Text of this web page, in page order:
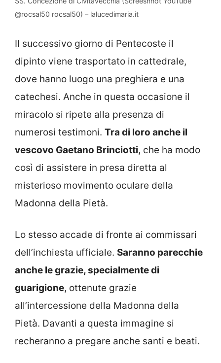
@rocsal50 rocsal50) – lalucedimaria.it
Il successivo giorno di Pentecoste il
dipinto viene trasportato in cattedrale,
dove hanno luogo una preghiera e una
catechesi. Anche in questa occasione il
miracolo si ripete alla presenza di
numerosi testimoni. Tra di loro anche il
vescovo Gaetano Brinciotti, che ha modo
così di assistere in presa diretta al
misterioso movimento oculare della
Madonna della Pietà.
Lo stesso accade di fronte ai commissari
dell’inchiesta ufficiale. Saranno parecchie
anche le grazie, specialmente di
guarigione, ottenute grazie
all’intercessione della Madonna della
Pietà. Davanti a questa immagine si
recheranno a pregare anche santi e beati.